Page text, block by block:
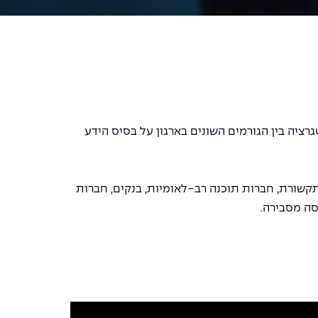
בין הגורמים השונים בארגון על בסיס הידע
תקשורת, חברות תוכנה רב-לאומיות, בנקים, חברות
מסבירה.